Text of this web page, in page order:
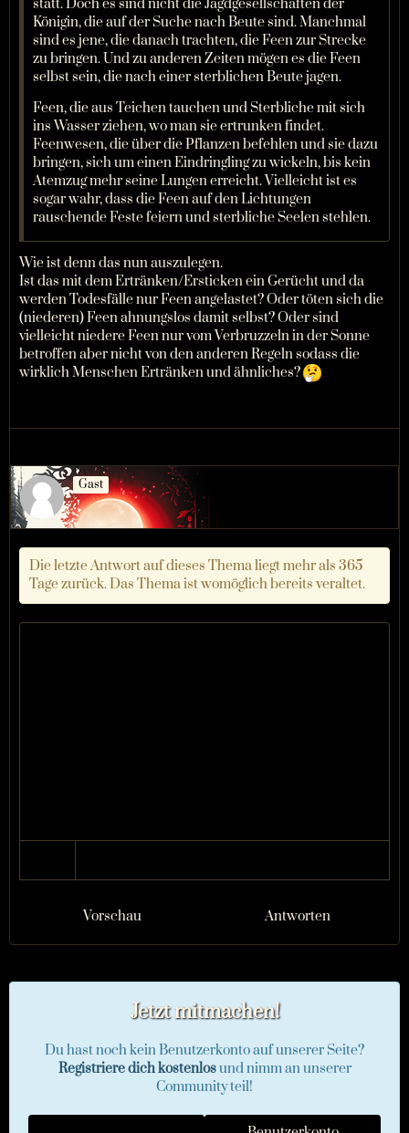
statt. Doch es sind nicht die Jagdgesellschaften der
Königin, die auf der Suche nach Beute sind. Manchmal
sind es jene, die danach trachten, die Feen zur Strecke
zu bringen. Und zu anderen Zeiten mögen es die Feen
selbst sein, die nach einer sterblichen Beute jagen.
Feen, die aus Teichen tauchen und Sterbliche mit sich
ins Wasser ziehen, wo man sie ertrunken findet.
Feenwesen, die über die Pflanzen befehlen und sie dazu
bringen, sich um einen Eindringling zu wickeln, bis kein
Atemzug mehr seine Lungen erreicht. Vielleicht ist es
sogar wahr, dass die Feen auf den Lichtungen
rauschende Feste feiern und sterbliche Seelen stehlen.
Wie ist denn das nun auszulegen.
Ist das mit dem Ertränken/Ersticken ein Gerücht und da
werden Todesfälle nur Feen angelastet? Oder töten sich die
(niederen) Feen ahnungslos damit selbst? Oder sind
vielleicht niedere Feen nur vom Verbruzzeln in der Sonne
betroffen aber nicht von den anderen Regeln sodass die
wirklich Menschen Ertränken und ähnliches?
Gast
Die letzte Antwort auf dieses Thema liegt mehr als 365
Tage zurück. Das Thema ist womöglich bereits veraltet.
Antworten
Vorschau
Jetzt mitmachen!
Du hast noch kein Benutzerkonto auf unserer Seite?
Registriere dich kostenlosund nimm an unserer
Community teil!